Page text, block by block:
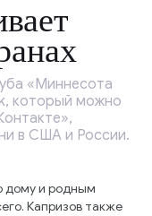
«Миннесота
который можно
в США и России.
дому и родным
Капризов также